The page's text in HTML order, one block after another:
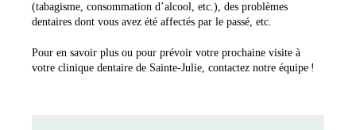
(tabagisme, consommation d’alcool, etc.), des problèmes
dentaires dont vous avez été affectés par le passé, etc.
Pour en savoir plus ou pour prévoir votre prochaine visite à
votre clinique dentaire de Sainte-Julie, contactez notre équipe !